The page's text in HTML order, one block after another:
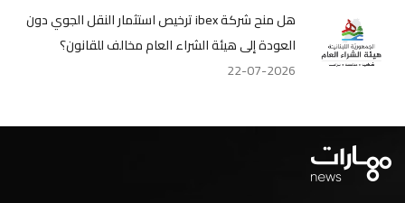
هل منح شركة ibex ترخيص استثمار النقل الجوي دون
العودة إلى هيئة الشراء العام مخالف للقانون؟
22-07-2026